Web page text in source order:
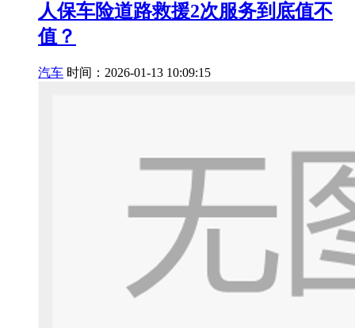
人保车险道路救援2次服务到底值不
值？
汽车 时间：2026-01-13 10:09:15